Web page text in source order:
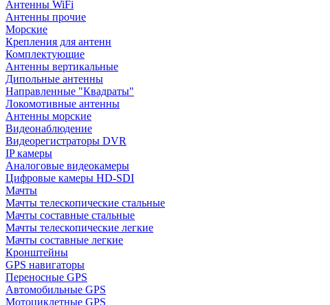
Антенны WiFi
Антенны прочие
Морские
Крепления для антенн
Комплектующие
Антенны вертикальные
Дипольные антенны
Направленные "Квадраты"
Локомотивные антенны
Антенны морские
Видеонаблюдение
Видеорегистраторы DVR
IP камеры
Аналоговые видеокамеры
Цифровые камеры HD-SDI
Мачты
Мачты телескопические стальные
Мачты составные стальные
Мачты телескопические легкие
Мачты составные легкие
Кронштейны
GPS навигаторы
Переносные GPS
Автомобильные GPS
Мотоциклетные GPS